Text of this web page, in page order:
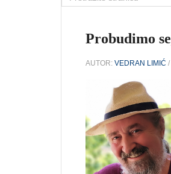
Probudimo
AUTOR: VEDRAN LIMIĆ